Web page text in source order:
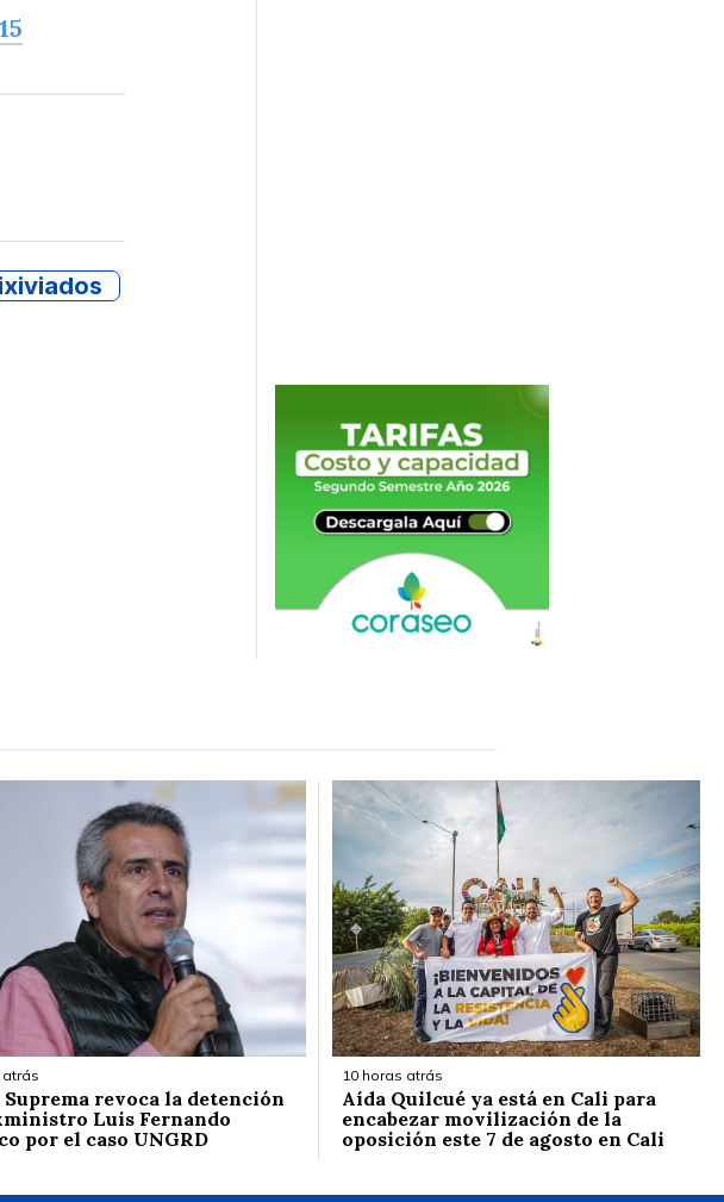
atrás
Suprema revoca la detención
Luis Fernando
por el caso UNGRD
10 horas atrás
Aída Quilcué ya está en Cali para
encabezar movilización de la
oposición este 7 de agosto en Cali